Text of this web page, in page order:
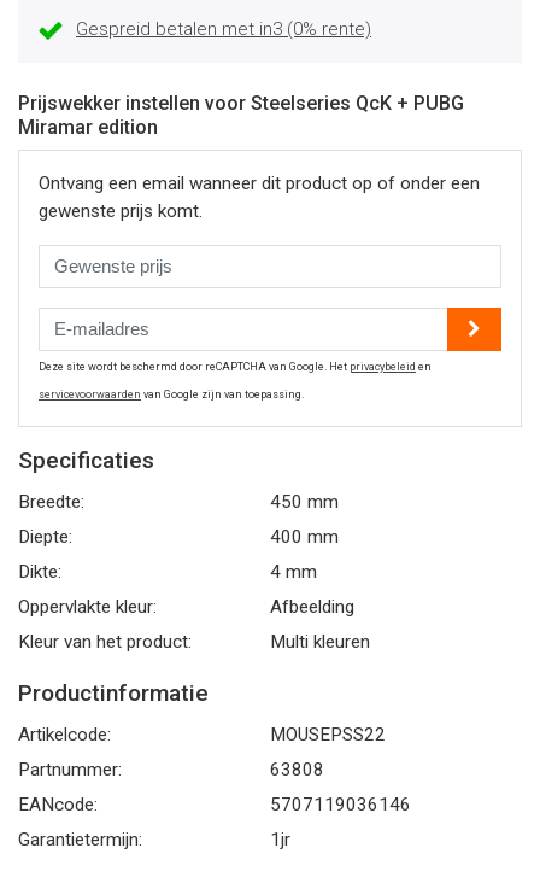
Gespreid betalen met in3 (0% rente)
Prijswekker instellen voor Steelseries QcK + PUBG
Miramar edition
Ontvang een email wanneer dit product op of onder een
gewenste prijs komt.
Deze site wordt beschermd door reCAPTCHA van Google. Het privacybeleid en
servicevoorwaarden van Google zijn van toepassing.
Specificaties
Breedte:
450 mm
Diepte:
400 mm
Dikte:
4 mm
Oppervlakte kleur:
Afbeelding
Kleur van het product:
Multi kleuren
Productinformatie
Artikelcode:
MOUSEPSS22
Partnummer:
63808
EANcode:
5707119036146
Garantietermijn:
1jr